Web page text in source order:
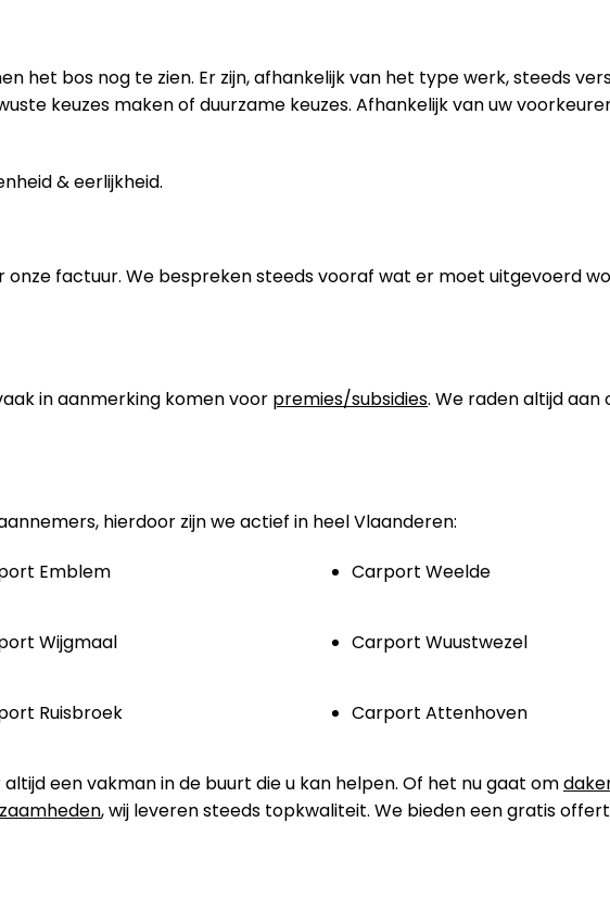
het bos nog te zien. Er zijn, afhankelijk van het type werk, steeds
keuzes maken of duurzame keuzes. Afhankelijk van uw
& eerlijkheid.
factuur. We bespreken steeds vooraf wat er moet uitgevoerd
in aanmerking komen voor premies/subsidies. We raden altijd aan
hierdoor zijn we actief in heel Vlaanderen:
Emblem Carport Weelde
Wijgmaal Carport Wuustwezel
Ruisbroek Carport Attenhoven
een vakman in de buurt die u kan helpen. Of het nu gaat om
, wij leveren steeds topkwaliteit. We bieden een gratis